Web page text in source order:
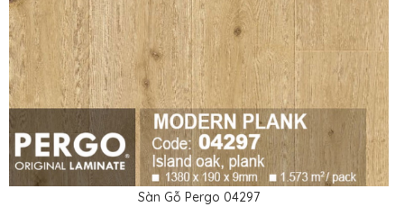
Sàn Gỗ Pergo 04297